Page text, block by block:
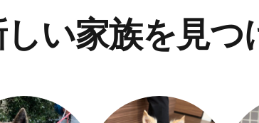
しい家族を見つ